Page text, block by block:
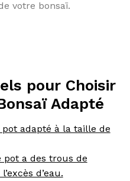
votre bonsaï.
pour Choisir
Adapté
adapté à la taille de
pot a des trous de
d’eau.